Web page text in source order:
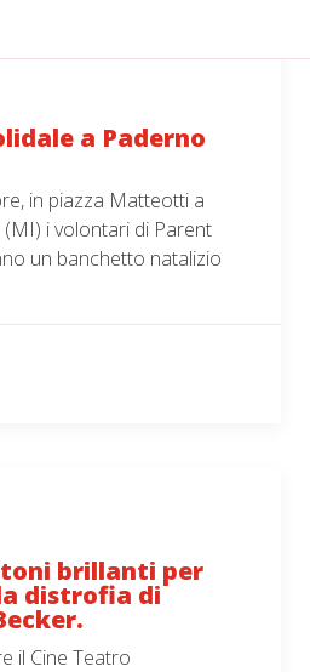
a Paderno
in piazza Matteotti a
i volontari di Parent
un banchetto natalizio
brillanti per
distrofia di
il Cine Teatro